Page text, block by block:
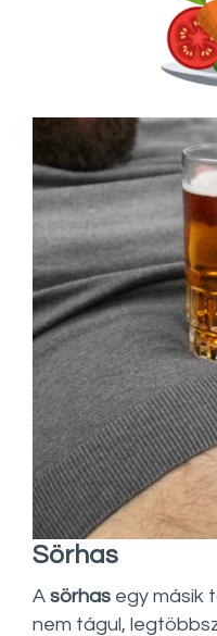
Sörhas
A sörhas egy másik
nem tágul,